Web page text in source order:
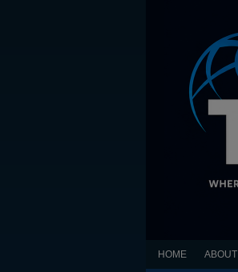
HOME ABOUT